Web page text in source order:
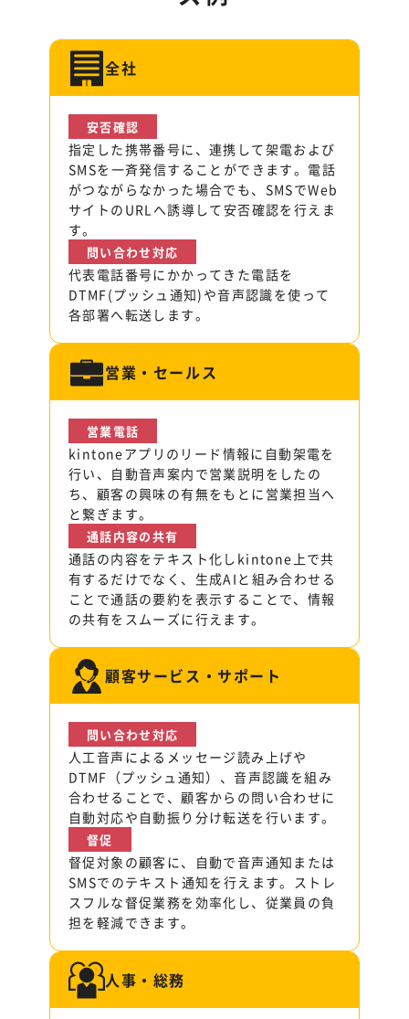
全社
安否確認
指定した携帯番号に、連携して架電および
SMSを一斉発信することができます。電話
がつながらなかった場合でも、SMSでWeb
サイトのURLへ誘導して安否確認を行えま
す。
問い合わせ対応
代表電話番号にかかってきた電話を
DTMF(プッシュ通知)や音声認識を使って
各部署へ転送します。
営業・セールス
営業電話
kintoneアプリのリード情報に自動架電を
行い、自動音声案内で営業説明をしたの
ち、顧客の興味の有無をもとに営業担当へ
と繋ぎます。
通話内容の共有
通話の内容をテキスト化しkintone上で共
有するだけでなく、生成AIと組み合わせる
ことで通話の要約を表示することで、情報
の共有をスムーズに行えます。
顧客サービス・サポート
問い合わせ対応
人工音声によるメッセージ読み上げや
DTMF（プッシュ通知）、音声認識を組み
合わせることで、顧客からの問い合わせに
自動対応や自動振り分け転送を行います。
督促
督促対象の顧客に、自動で音声通知または
SMSでのテキスト通知を行えます。ストレ
スフルな督促業務を効率化し、従業員の負
担を軽減できます。
人事・総務